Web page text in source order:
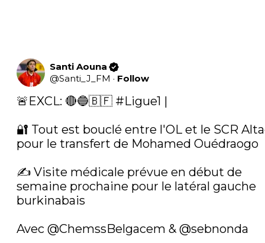
Santi Aouna
@Santi_J_FM · Follow
🚨EXCL: 🔴🔵🇧🇫 #Ligue1
🔐 Tout est bouclé entre l'OL et le SCR
pour le transfert de Mohamed Ouédraogo
✍️ Visite médicale prévue en début de
semaine prochaine pour le latéral gauche
burkinabais
Avec @ChemssBelgacem & @sebnonda